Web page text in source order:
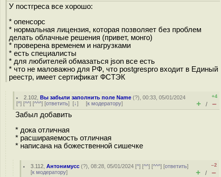
У постгреса все хорошо:
* опенсорс
* нормальная лицензия, которая позволяет без проблем
делать облачные решения (привет, монго)
* проверена временем и нагрузками
* есть специалисты
* для любителей обмазаться json все есть
* что не маловажно для РФ, что postgrespro входит в Единый
реестр, имеет сертификат ФСТЭК
2.102 ,Вы забыли заполнить поле Name (?), 00:33, 05/01/2024
[^] [^^] [^^^] [ответить] [↓] [к модератору]
+4
+ / –
Забыл добавить
* дока отличная
* расшираяемость отличная
* написана на божественной сишечке
3.112 ,Антонимусс (?), 08:28, 05/01/2024 [^] [^^] [^^^] [ответить]
[к модератору]
–2
+ / –